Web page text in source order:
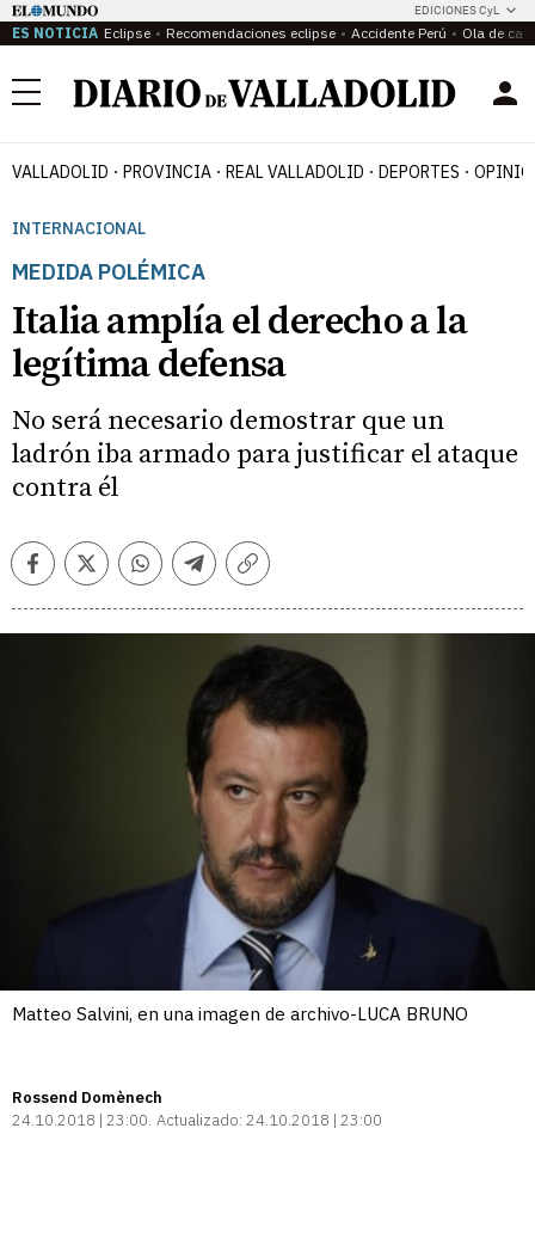
EDICIONES CyL
ES NOTICIA Eclipse Recomendaciones eclipse Accidente Perú Ola de
Menú
VALLADOLID PROVINCIA REAL VALLADOLID DEPORTES
INTERNACIONAL
MEDIDA POLÉMICA
Italia amplía el derecho a la
legítima defensa
No será necesario demostrar que un
ladrón iba armado para justificar el ataque
contra él
FacebookTwitterWhatsappTelegramCopiar
Matteo Salvini, en una imagen de archivo-LUCA BRUNO
Rossend Domènech
24.10.2018 | 23:00 Actualizado: 24.10.2018 | 23:00